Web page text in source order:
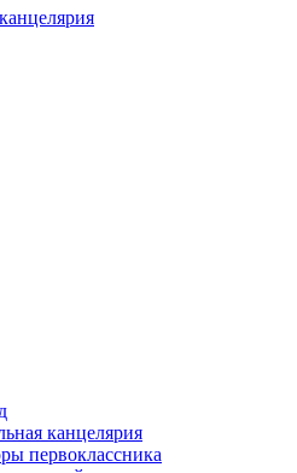
канцелярия
первоклассника